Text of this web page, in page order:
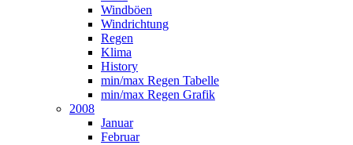
Windböen
Windrichtung
Regen
Klima
History
min/max Regen Tabelle
min/max Regen Grafik
2008
Januar
Februar